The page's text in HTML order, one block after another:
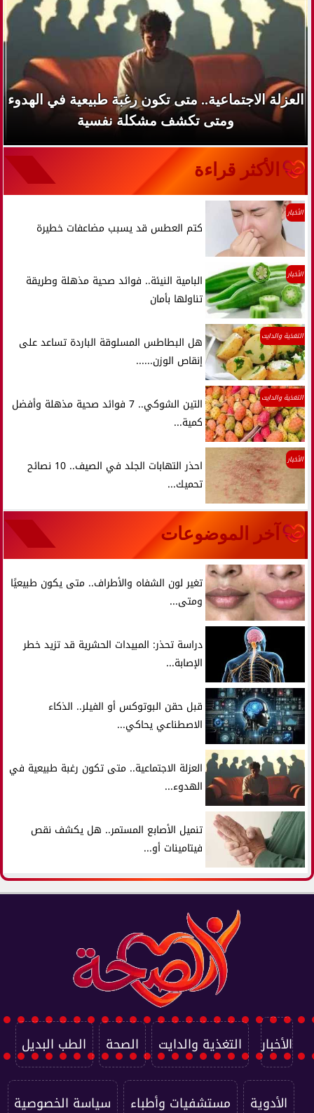
العزلة الاجتماعية.. متى تكون رغبة طبيعية في الهدوء
ومتى تكشف مشكلة نفسية
الأكثر قراءة
الأخبار
كتم العطس قد يسبب مضاعفات خطيرة
الأخبار
البامية النيئة.. فوائد صحية مذهلة وطريقة
تناولها بأمان
التغذية والدايت
هل البطاطس المسلوقة الباردة تساعد على
إنقاص الوزن......
التغذية والدايت
التين الشوكي.. 7 فوائد صحية مذهلة وأفضل
كمية...
الأخبار
احذر التهابات الجلد في الصيف.. 10 نصائح
تحميك...
آخر الموضوعات
تغير لون الشفاه والأطراف.. متى يكون طبيعيًا
ومتى...
دراسة تحذر: المبيدات الحشرية قد تزيد خطر
الإصابة...
قبل حقن البوتوكس أو الفيلر.. الذكاء
الاصطناعي يحاكي...
العزلة الاجتماعية.. متى تكون رغبة طبيعية في
الهدوء...
تنميل الأصابع المستمر.. هل يكشف نقص
فيتامينات أو...
الأخبار التغذية والدايت الصحة الطب البديل
الأدوية مستشفيات وأطباء سياسة الخصوصية